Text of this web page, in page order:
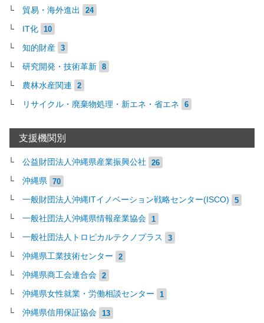
貿易・海外進出 24
IT化 10
知的財産 3
研究開発・技術革新 8
農林水産関連 2
リサイクル・廃棄物処理・新エネ・省エネ 6
支援機関別
公益財団法人沖縄県産業振興公社 26
沖縄県 70
一般財団法人沖縄ITイノベーション戦略センター(ISCO) 5
一般社団法人沖縄県情報産業協会 1
一般社団法人トロピカルテクノプラス 3
沖縄県工業技術センター 2
沖縄県商工会連合会 2
沖縄県女性就業・労働相談センター 1
沖縄県信用保証協会 13